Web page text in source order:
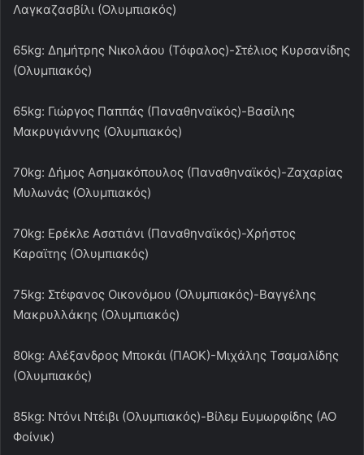
Λαγκαζασβίλι (Ολυμπιακός)
65kg: Δημήτρης Νικολάου (Τόφαλος)-Στέλιος Κυρσανίδης
(Ολυμπιακός)
65kg: Γιώργος Παππάς (Παναθηναϊκός)-Βασίλης
Μακρυγιάννης (Ολυμπιακός)
70kg: Δήμος Ασημακόπουλος (Παναθηναϊκός)-Ζαχαρίας
Μυλωνάς (Ολυμπιακός)
70kg: Ερέκλε Ασατιάνι (Παναθηναϊκός)-Χρήστος
Καραϊτης (Ολυμπιακός)
75kg: Στέφανος Οικονόμου (Ολυμπιακός)-Βαγγέλης
Μακρυλλάκης (Ολυμπιακός)
80kg: Αλέξανδρος Μποκάι (ΠΑΟΚ)-Μιχάλης Τσαμαλίδης
(Ολυμπιακός)
85kg: Ντόνι Ντέιβι (Ολυμπιακός)-Βίλεμ Ευμωρφίδης (ΑΟ
Φοίνικ)